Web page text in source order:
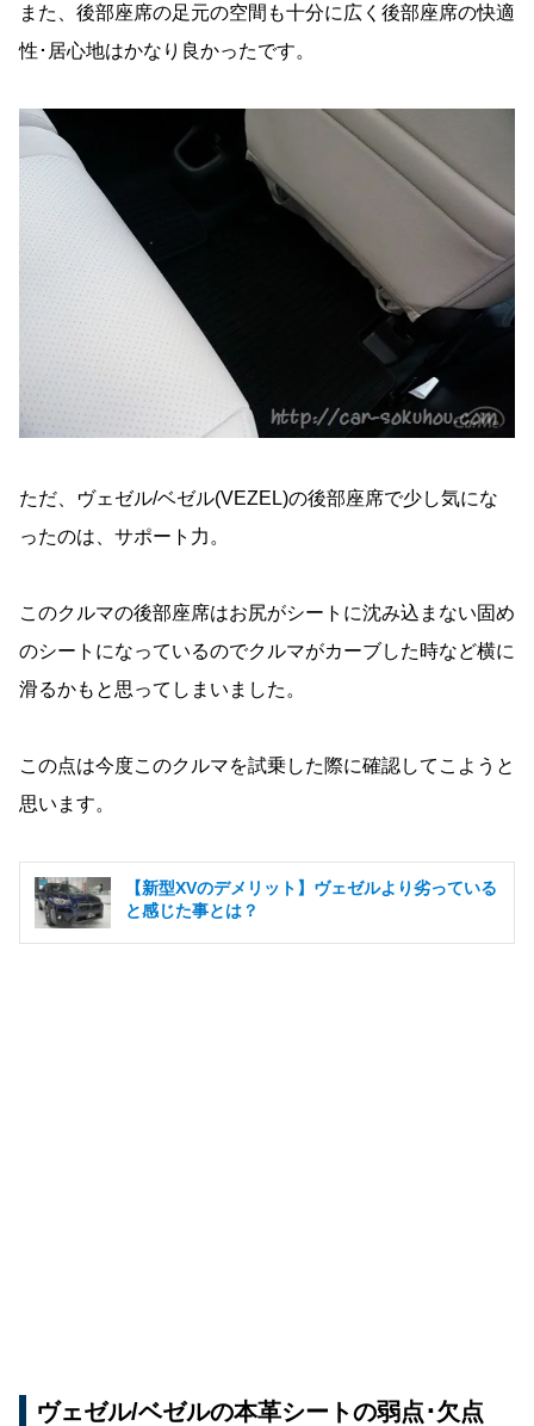
また、後部座席の足元の空間も十分に広く後部座席の快適
性･居心地はかなり良かったです。
ただ、ヴェゼル/ベゼル(VEZEL)の後部座席で少し気にな
ったのは、サポート力。
このクルマの後部座席はお尻がシートに沈み込まない固め
のシートになっているのでクルマがカーブした時など横に
滑るかもと思ってしまいました。
この点は今度このクルマを試乗した際に確認してこようと
思います。
【新型XVのデメリット】ヴェゼルより劣っている
と感じた事とは？
ヴェゼル/ベゼルの本革シートの弱点･欠点